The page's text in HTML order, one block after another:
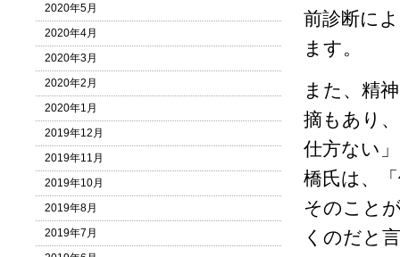
前診断に
ます。
また、精
摘もあり
仕方ない
橋氏は、
そのこと
くのだと
2020年5月
2020年4月
2020年3月
2020年2月
2020年1月
2019年12月
2019年11月
2019年10月
2019年8月
2019年7月